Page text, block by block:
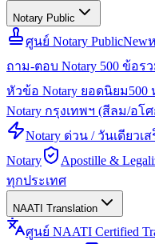
Notary Public
ศูนย์ Notary PublicNew
ถาม-ตอบ Notary 500 ข้อร
หัวข้อ Notary ยอดนิยม500
Notary กรุงเทพฯ (สีลม/อโ
Notary ด่วน / วันเดียวเส
Notary
Apostille &
ทุกประเทศ
NAATI Translation
ศูนย์ NAATI Certified